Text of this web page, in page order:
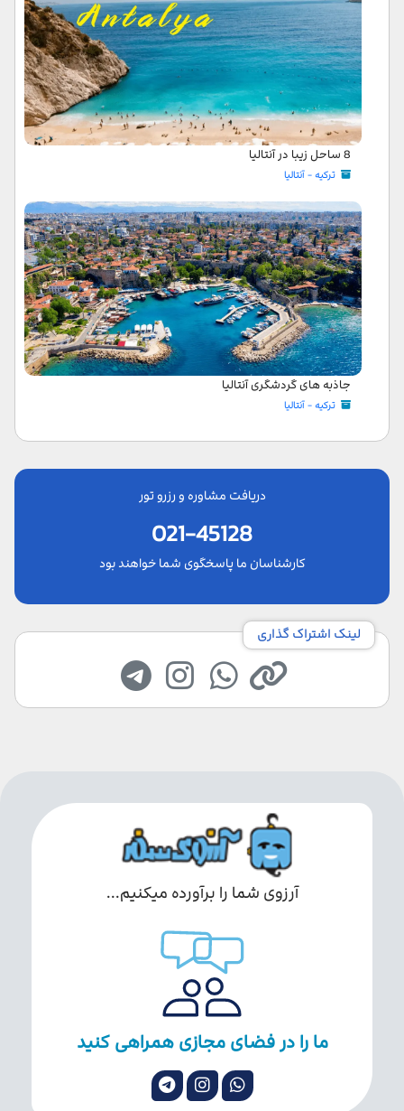
8 ساحل زیبا در آنتالیا
ترکیه - آنتالیا
جاذبه های گردشگری آنتالیا
ترکیه - آنتالیا
دریافت مشاوره و رزرو تور
021-45128
کارشناسان ما پاسخگوی شما خواهند بود
لینک اشتراک گذاری
آرزوی شما را برآورده میکنیم...
ما را در فضای مجازی همراهی کنید